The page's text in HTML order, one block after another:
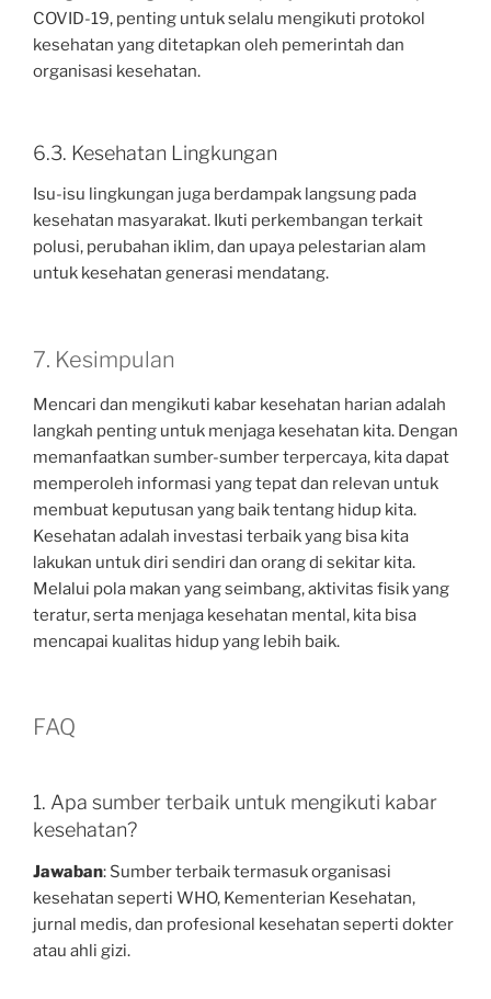
COVID-19, penting untuk selalu mengikuti protokol
kesehatan yang ditetapkan oleh pemerintah dan
organisasi kesehatan.
6.3. Kesehatan Lingkungan
Isu-isu lingkungan juga berdampak langsung pada
kesehatan masyarakat. Ikuti perkembangan terkait
polusi, perubahan iklim, dan upaya pelestarian alam
untuk kesehatan generasi mendatang.
7. Kesimpulan
Mencari dan mengikuti kabar kesehatan harian adalah
langkah penting untuk menjaga kesehatan kita. Dengan
memanfaatkan sumber-sumber terpercaya, kita dapat
memperoleh informasi yang tepat dan relevan untuk
membuat keputusan yang baik tentang hidup kita.
Kesehatan adalah investasi terbaik yang bisa kita
lakukan untuk diri sendiri dan orang di sekitar kita.
Melalui pola makan yang seimbang, aktivitas fisik yang
teratur, serta menjaga kesehatan mental, kita bisa
mencapai kualitas hidup yang lebih baik.
FAQ
1. Apa sumber terbaik untuk mengikuti kabar
kesehatan?
Jawaban: Sumber terbaik termasuk organisasi
kesehatan seperti WHO, Kementerian Kesehatan,
jurnal medis, dan profesional kesehatan seperti dokter
atau ahli gizi.